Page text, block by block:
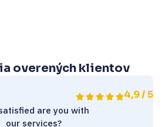
overených klientov
4,9 / 5
are you with
our services?